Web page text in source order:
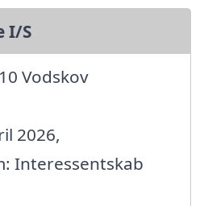
I/S
Vodskov
2026,
Interessentskab